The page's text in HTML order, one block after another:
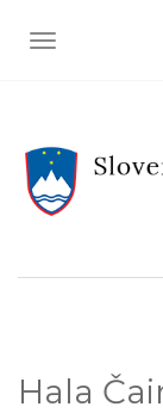
TOGGLE
Hala